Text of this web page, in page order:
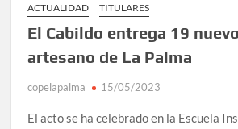
ACTUALIDAD TITULARES
El Cabildo entrega 19
artesano de La Palma
copelapalma 15/05/2023
El acto se ha celebrado en la Escuela